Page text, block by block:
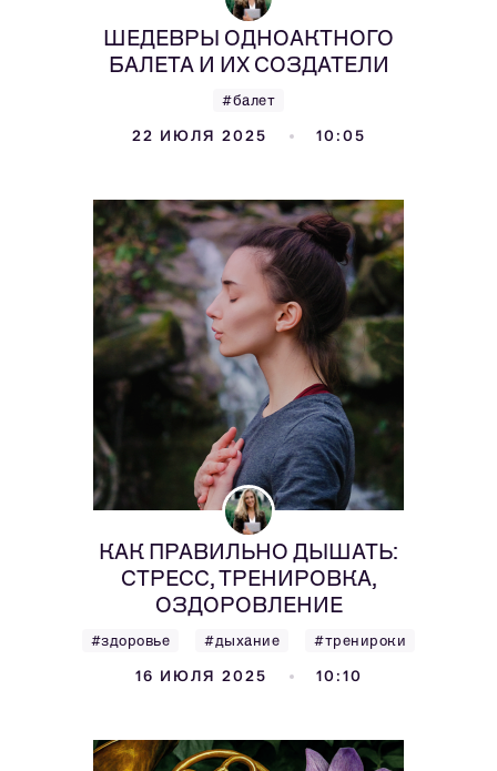
ШЕДЕВРЫ ОДНОАКТНОГО
БАЛЕТА И ИХ СОЗДАТЕЛИ
#балет
22 ИЮЛЯ 2025 10:05
КАК ПРАВИЛЬНО ДЫШАТЬ:
СТРЕСС, ТРЕНИРОВКА,
ОЗДОРОВЛЕНИЕ
#здоровье #дыхание #тренироки
16 ИЮЛЯ 2025 10:10